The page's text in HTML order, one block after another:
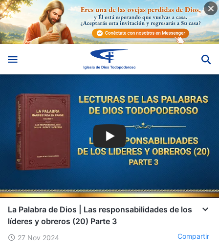
La Palabra de Dios | Las responsabilidades de los
líderes y obreros (20) Parte 3
27 Nov 2024 Compartir